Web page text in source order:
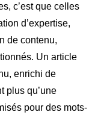
c’est que celles
d’expertise,
de contenu,
Un article
enrichi de
plus qu’une
pour des mots-